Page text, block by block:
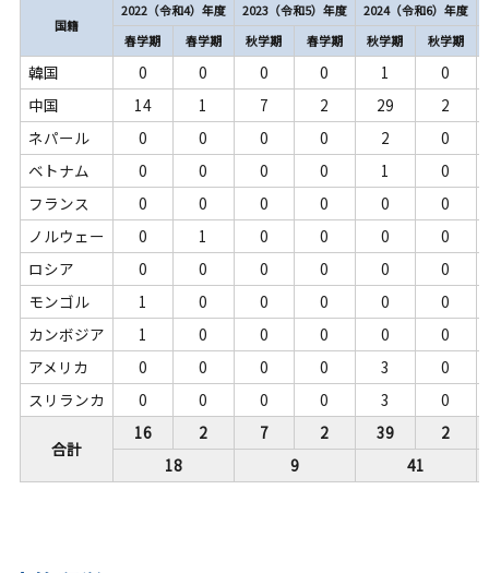
国籍
2022（令和4）年度 2023（令和5）年度 2024（令和6）年度
春学期
春学期 秋学期 春学期 秋学期 秋学期
韓国 0 0 0 0 1
0
中国
14 1 7 2 29
2
ネパール
0 0 0 0 2
0
ベトナム
0 0 0 0 1
0
フランス
0 0 0 0 0
0
ノルウェー
0 1 0 0 0
0
ロシア
0 0 0 0 0
0
モンゴル
1 0 0 0 0
0
カンボジア
1 0 0 0 0
0
アメリカ
0 0 0 0 3
0
スリランカ
0 0 0 0 3 0
合計
16 2 7 2 39
2
18
9 41